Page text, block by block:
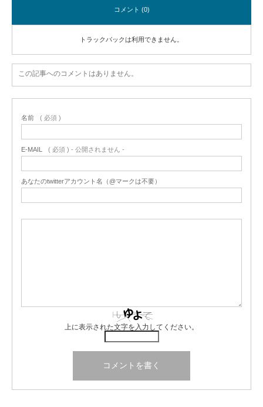
コメント (0)
トラックバックは利用できません。
この記事へのコメントはありません。
名前 ( 必須 )
E-MAIL ( 必須 ) - 公開されません -
あなたのtwitterアカウント名（@マークは不要）
上に表示された文字を入力してください。